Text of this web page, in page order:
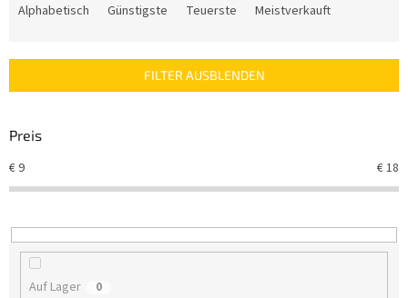
k
s
r
t
e
r
Alphabetisch Günstigste Teuerste Meistverkauft
FILTER AUSBLENDEN
Preis
€9 €18
Auf Lager 0